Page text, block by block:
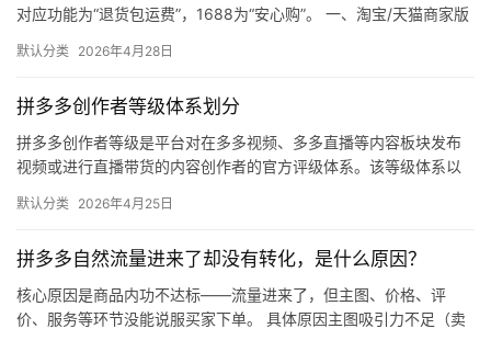
对应功能为“退货包运费”，1688为“安心购”。 一、淘宝/天猫商家版
默认分类 2026年4月28日
拼多多创作者等级体系划分
拼多多创作者等级是平台对在多多视频、多多直播等内容板块发布
视频或进行直播带货的内容创作者的官方评级体系。该等级体系以
同等级…
默认分类 2026年4月25日
拼多多自然流量进来了却没有转化，是什么原因？
核心原因是商品内功不达标——流量进来了，但主图、价格、评
价、服务等环节没能说服买家下单。 具体原因主图吸引力不足（卖